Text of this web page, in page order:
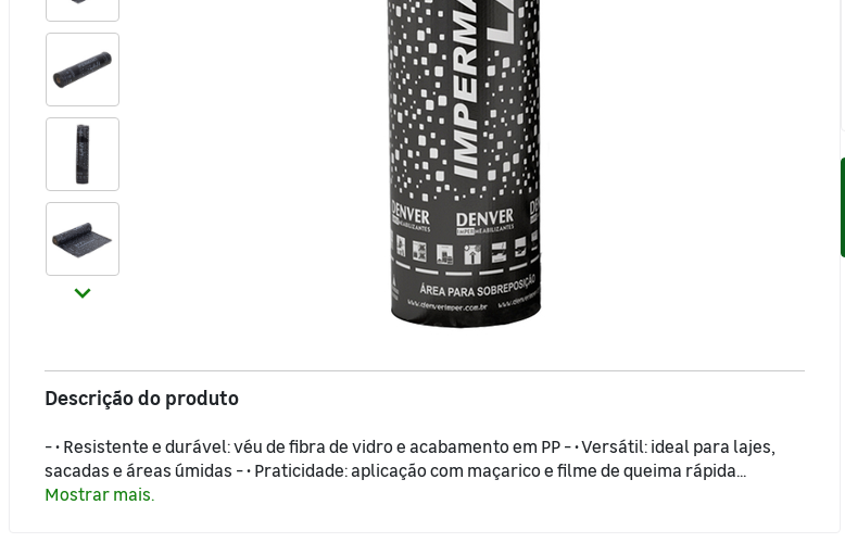
Limpeza de Casa
Madeiras
Materiais Hidráulicos
Móveis
Materiais de Construção
Pisos e Revestimentos
Organização da Casa
Portas, Janelas e Portões
Descrição do produto
- • Resistente e durável: véu de fibra de vidro e acabamento em PP - • Versátil: ideal para lajes,
sacadas e áreas úmidas - • Praticidade: aplicação com maçarico e filme de queima rápida...
Mostrar mais.